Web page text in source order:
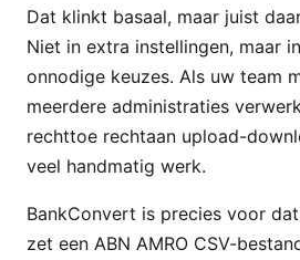
Dat klinkt basaal, maar juist
Niet in extra instellingen, maar
onnodige keuzes. Als uw team
meerdere administraties
rechttoe rechtaan upload-
veel handmatig werk.
BankConvert is precies voor
zet een ABN AMRO CSV-